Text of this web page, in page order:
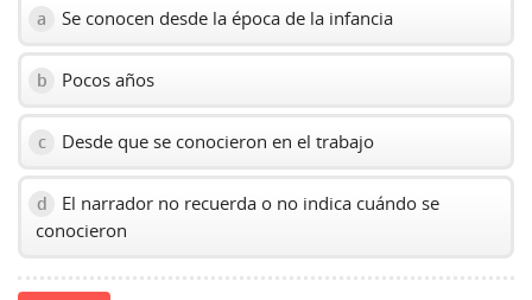
a Se conocen desde la época de la infancia
b Pocos años
c Desde que se conocieron en el trabajo
d
El narrador no recuerda o no indica cuándo se
conocieron